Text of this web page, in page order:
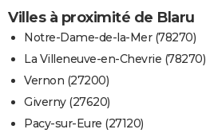
Villes à proximité de Blaru
Notre-Dame-de-la-Mer (78270)
La Villeneuve-en-Chevrie (78270)
Vernon (27200)
Giverny (27620)
Pacy-sur-Eure (27120)